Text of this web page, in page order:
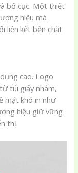
bố cục. Một thiết
hiệu mà
liên kết bền chặt
cao. Logo
túi giấy nhám,
mặt khó in như
hiệu giữ vững
thị.